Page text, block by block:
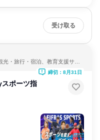
受け取る
・旅行・宿泊、教育支援サー
スポーツ指
締切：8月31日